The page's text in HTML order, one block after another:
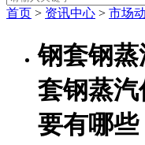
首页 > 资讯中心 > 市场
钢套钢蒸
套钢蒸
要有哪些